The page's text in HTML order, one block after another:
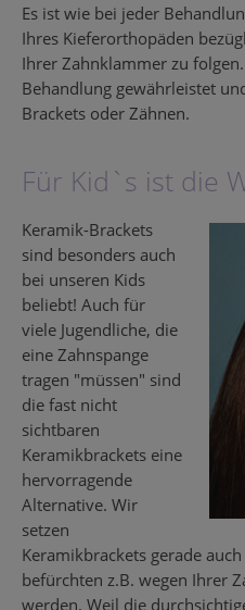
Es ist wie bei jeder
Ihres Kieferorthopäden
Ihrer Zahnklammer zu
Behandlung gewährleistet
Brackets oder Zähnen.
Für Kid`s ist die
Keramik-Brackets
sind besonders auch
bei unseren Kids
beliebt! Auch für
viele Jugendliche, die
eine Zahnspange
tragen "müssen" sind
die fast nicht
sichtbaren
Keramikbrackets eine
hervorragende
Alternative. Wir
setzen
Keramikbrackets gerade
befürchten z.B. wegen Ihrer
werden. Weil die